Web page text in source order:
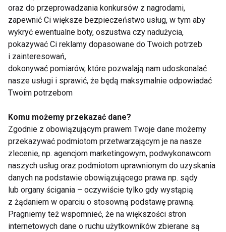
Wybierz perfumy na
Dzień Kobiet
Badania
profilaktyczne
Najlepszy prezent na
Dzień Kobiet!
darmowe szczepionki
dla dzieci, seniorów
65+ oraz kobiet w
ciąży przeciw grypie
ASICS NAGINO - nowa
kolekcja biegowa dla
kobiet
Pokaż więcej
oraz do przeprowadzania konkursów z nagrodami,
zapewnić Ci większe bezpieczeństwo usług, w tym aby
wykryć ewentualne boty, oszustwa czy nadużycia,
pokazywać Ci reklamy dopasowane do Twoich potrzeb
i zainteresowań,
dokonywać pomiarów, które pozwalają nam udoskonalać
nasze usługi i sprawić, że będą maksymalnie odpowiadać
Twoim potrzebom
Komu możemy przekazać dane?
Zgodnie z obowiązującym prawem Twoje dane możemy
przekazywać podmiotom przetwarzającym je na nasze
zlecenie, np. agencjom marketingowym, podwykonawcom
naszych usług oraz podmiotom uprawnionym do uzyskania
danych na podstawie obowiązującego prawa np. sądy
lub organy ścigania – oczywiście tylko gdy wystąpią
z żądaniem w oparciu o stosowną podstawę prawną.
Pragniemy też wspomnieć, że na większości stron
internetowych dane o ruchu użytkowników zbierane są